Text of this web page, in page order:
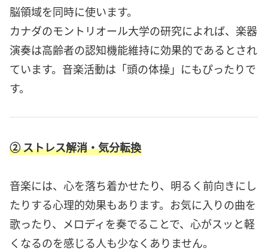
脳領域を同時に使います。
カナダのモントリオール大学の研究によれば、楽器
演奏は高齢者の認知機能維持に効果的であるとされ
ています。音楽活動は「頭の体操」にもぴったりで
す。
② ストレス解消・気分転換
音楽には、心を落ち着かせたり、明るく前向きにし
たりする心理的効果もあります。お気に入りの曲を
歌ったり、メロディを奏でることで、心がスッと軽
くなるのを感じる人も少なくありません。